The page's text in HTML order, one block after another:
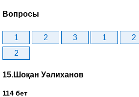
Вопросы
1 2 3 1 2
2
15.Шоқан Уәлиханов
114 бет